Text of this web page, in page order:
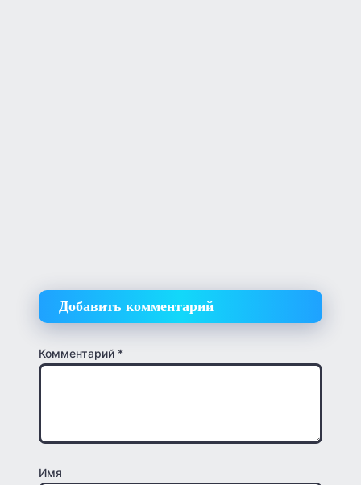
Добавить комментарий
Комментарий *
Имя